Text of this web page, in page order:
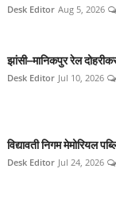
Desk Editor Aug 5, 2026
झांसी–मानिकपुर रेल
Desk Editor Jul 10, 2026
विद्यावती निगम मेमोरियल
Desk Editor Jul 24, 2026